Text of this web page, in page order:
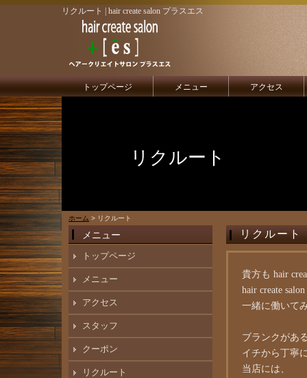
リクルート | hair create salon プラスエス
トップページ メニュー アクセス
リクルート
ホーム > リクルート
リクルート
貴方も hair
hair create
一緒に働いて
ブランクがあ
イチから丁寧
当店には、
メニュー
トップページ
メニュー
アクセス
スタッフ
クーポン
リクルート